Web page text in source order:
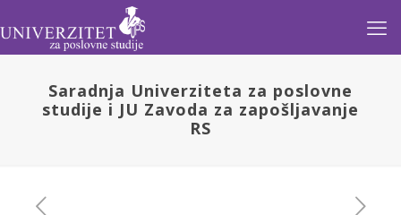
Saradnja Univerziteta za poslovne
studije i JU Zavoda za zapošljavanje
RS